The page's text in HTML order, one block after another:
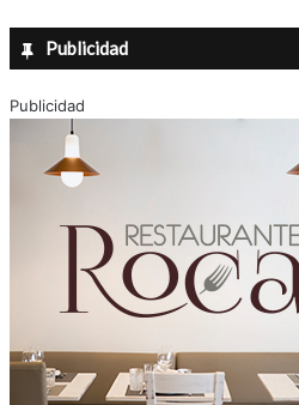
Publicidad
Publicidad